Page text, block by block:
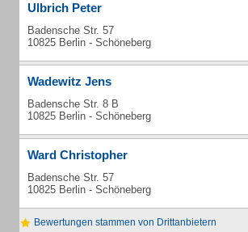
Ulbrich Peter
Badensche Str. 57
10825 Berlin - Schöneberg
Wadewitz Jens
Badensche Str. 8 B
10825 Berlin - Schöneberg
Ward Christopher
Badensche Str. 57
10825 Berlin - Schöneberg
Bewertungen stammen von Drittanbietern